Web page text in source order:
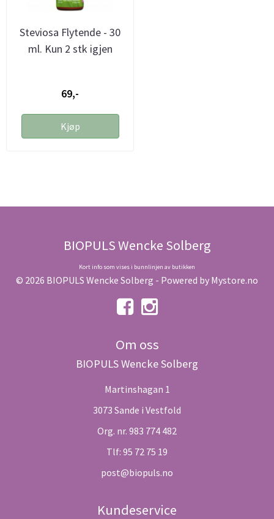
Steviosa Flytende - 30
ml. Kun 2 stk igjen
69,-
Kjøp
BIOPULS Wencke Solberg
Kort info som vises i bunnlinjen av butikken
© 2026 BIOPULS Wencke Solberg - Powered by Mystore.no
Om oss
BIOPULS Wencke Solberg
Martinshagan 1
3073 Sande i Vestfold
Org. nr. 983 774 482
Tlf: 95 72 75 19
post@biopuls.no
Kundeservice